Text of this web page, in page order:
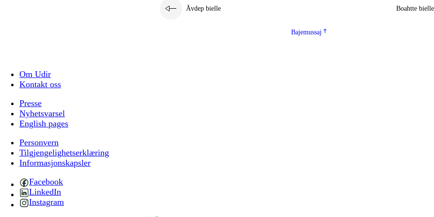
Åvdep bielle Boahtte bielle
Bajemussaj
Om Udir
Kontakt oss
Presse
Nyhetsvarsel
English pages
Personvern
Tilgjengelighetserklæring
Informasjonskapsler
Facebook
LinkedIn
Instagram